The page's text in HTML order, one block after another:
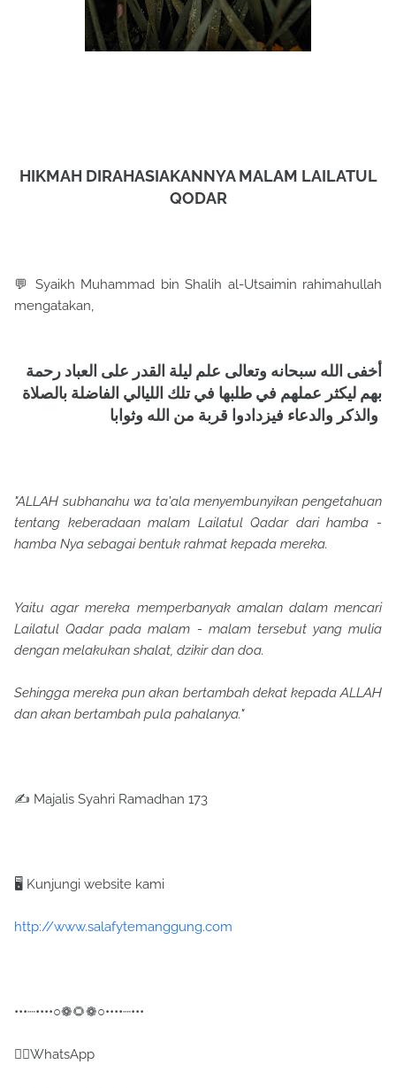
HIKMAH DIRAHASIAKANNYA MALAM LAILATUL
QODAR
💬 Syaikh Muhammad bin Shalih al-Utsaimin rahimahullah
mengatakan,
بهم ليكثر عملهم في طلبها في تلك الليالي الفاضلة بالصلاة
"ALLAH subhanahu wa ta'ala menyembunyikan pengetahuan
tentang keberadaan malam Lailatul Qadar dari hamba -
hamba Nya sebagai bentuk rahmat kepada mereka.
Yaitu agar mereka memperbanyak amalan dalam mencari
Lailatul Qadar pada malam - malam tersebut yang mulia
dengan melakukan shalat, dzikir dan doa.
Sehingga mereka pun akan bertambah dekat kepada ALLAH
dan akan bertambah pula pahalanya."
✍️ Majalis Syahri Ramadhan 173
🖥 Kunjungi website kami
http://www.salafytemanggung.com
•••┈••••○❁🌻❁○••••┈•••
✍🏻WhatsApp